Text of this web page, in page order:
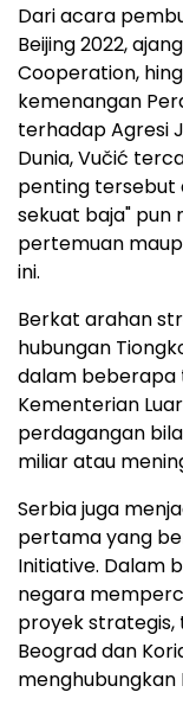
Dari acara
Beijing 2022,
Cooperation,
kemenangan
terhadap Agresi
Dunia, Vučić
penting tersebut
sekuat baja" pun
pertemuan
ini.
Berkat arahan
hubungan
dalam beberapa
Kementerian
perdagangan
miliar atau
Serbia juga
pertama yang
Initiative. Dalam
negara
proyek strategis,
Beograd dan
menghubungkan